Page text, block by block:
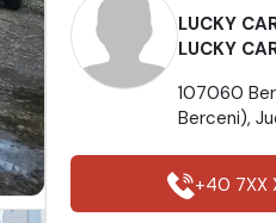
LUCKY
LUCKY
107060
Berceni),
+40 7XX